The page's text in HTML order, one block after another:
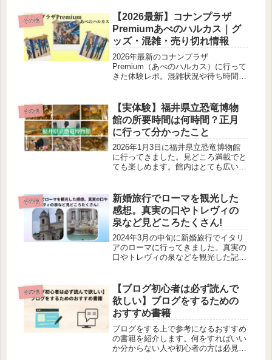
その他
【2026最新】コナンプラザ
Premiumあべのハルカス｜グ
ッズ・混雑・売り切れ情報
2026年最新のコナンプラザ
Premium（あべのハルカス）に行って
きた体験レポ。混雑状況や待ち時間、
その他
【実体験】福井県立恐竜博物
館の所要時間は何時間？正月
に行って分かったこと
2026年1月3日に福井県立恐竜博物館
に行ってきました。見どころ満載でと
ても楽しめます。館内はとても広いの
けると詳しく執筆しています。
その他
新婚旅行でローマを観光した
感想。真実の口やトレヴィの
泉など見どころたくさん!
2024年3月の中旬に新婚旅行でイタリ
アのローマに行ってきました。真実の
口やトレヴィの泉などを観光した記事
その他
【ブログ初心者は必ず読んで
欲しい】ブログをするための
おすすめ書籍
ブログをする上で参考になるおすすめ
の書籍を紹介します。何をすればいい
か分からない人や初心者の方は必見で